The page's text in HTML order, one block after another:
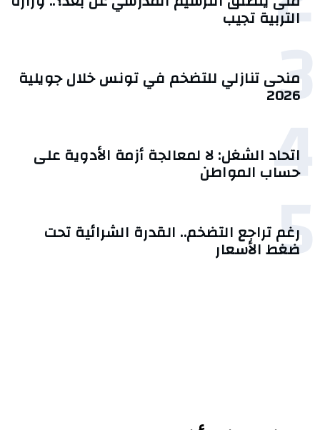
التربية تجيب
3 منحى تنازلي ‎للتضخم في تونس خلال جويلية
2026‎
4
اتحاد الشغل: لا لمعالجة أزمة الأدوية على
حساب المواطن
5
رغم تراجع التضخم.. القدرة الشرائية تحت
ضغط الأسعار